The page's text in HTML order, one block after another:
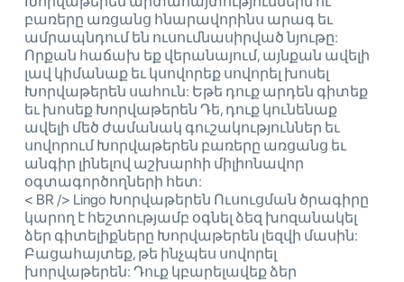
բառերը առցանց հնարավորինս արագ եւ
ամրապնդում են ուսումնասիրված նյութը:
Որքան հաճախ եք վերանայում, այնքան ավելի
լավ կիմանաք եւ կսովորեք սովորել խոսել
Խորվաթերեն սահուն: Եթե ​​դուք արդեն գիտեք
եւ խոսեք Խորվաթերեն Դե, դուք կունենաք
ավելի մեծ ժամանակ գուշակություններ եւ
սովորում Խորվաթերեն բառերը առցանց եւ
անգիր լինելով աշխարհի միլիոնավոր
օգտագործողների հետ:
< BR /> Lingo Խորվաթերեն Ուսուցման ծրագիրը
կարող է հեշտությամբ օգնել ձեզ խոզանակել
ձեր գիտելիքները Խորվաթերեն լեզվի մասին:
Բացահայտեք, թե ինչպես սովորել
խորվաթերեն: Դուք կբարելավեք ձեր